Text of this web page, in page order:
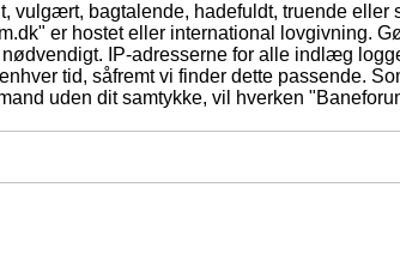
bagtalende, hadefuldt, truende eller
er hostet eller international lovgivning.
IP-adresserne for alle indlæg
tid, såfremt vi finder dette passende.
uden dit samtykke, vil hverken